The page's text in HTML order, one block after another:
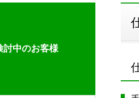
討中のお客様